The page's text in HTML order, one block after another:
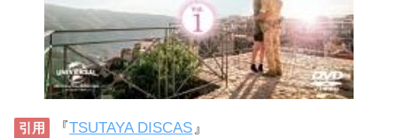
引用 『TSUTAYA DISCAS』